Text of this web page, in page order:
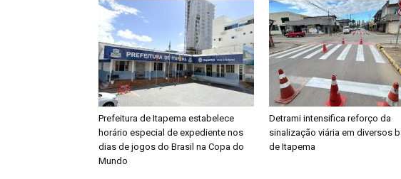
Prefeitura de Itapema estabelece
horário especial de expediente nos
dias de jogos do Brasil na Copa do
Mundo
Detrami intensifica reforço da
sinalização viária em diversos
de Itapema